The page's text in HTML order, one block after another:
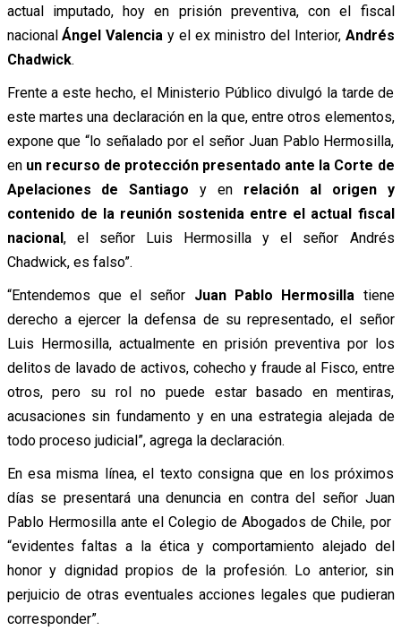
actual imputado, hoy en prisión preventiva, con el fiscal
nacionalÁngel Valencia y el ex ministro del Interior, Andrés
Chadwick.
Frente a este hecho, el Ministerio Público divulgó la tarde de
este martes una declaración en la que, entre otros elementos,
expone que “lo señalado por el señor Juan Pablo Hermosilla,
en un recurso de protección presentado ante la Corte de
Apelaciones de Santiago y en relación al origen y
contenido de la reunión sostenida entre el actual fiscal
nacional, el señor Luis Hermosilla y el señor Andrés
Chadwick, es falso”.
“Entendemos que el señor Juan Pablo Hermosilla tiene
derecho a ejercer la defensa de su representado, el señor
Luis Hermosilla, actualmente en prisión preventiva por los
delitos de lavado de activos, cohecho y fraude al Fisco, entre
otros, pero su rol no puede estar basado en mentiras,
acusaciones sin fundamento y en una estrategia alejada de
todo proceso judicial”, agrega la declaración.
En esa misma línea, el texto consigna que en los próximos
días se presentará una denuncia en contra del señor Juan
Pablo Hermosilla ante el Colegio de Abogados de Chile, por
“evidentes faltas a la ética y comportamiento alejado del
honor y dignidad propios de la profesión. Lo anterior, sin
perjuicio de otras eventuales acciones legales que pudieran
corresponder”.